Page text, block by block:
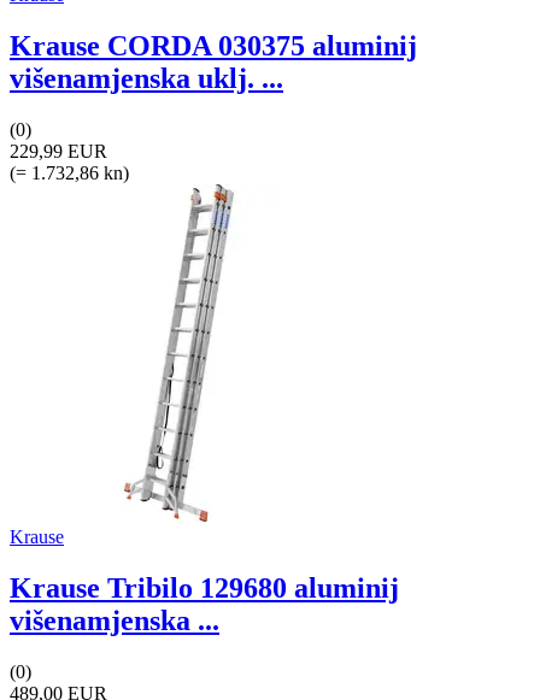
Krause CORDA 030375 aluminij
višenamjenska uklj. ...
(0)
229,99 EUR
(= 1.732,86 kn)
Krause
Krause Tribilo 129680 aluminij
višenamjenska ...
(0)
489,00 EUR